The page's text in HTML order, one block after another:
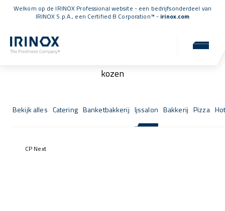
Welkom op de IRINOX Professional website - een bedrijfsonderdeel van
IRINOX S.p.A., een Certified B Corporation™ - irinox.com
kozen
Bekijk alles Catering Banketbakkerij Ijssalon Bakkerij Pizza
CP Next